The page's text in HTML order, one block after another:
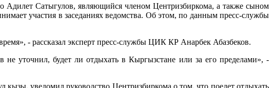
Сатыгулов, являющийся членом Центризбиркома, а также сыном
участия в заседаниях ведомства. Об этом, по данным пресс-службы
- рассказал эксперт пресс-службы ЦИК КР Анарбек Абазбеков.
уточнил, будет ли отдыхать в Кыргызстане или за его пределами», -
уведомил руководство Центризбиркома о том, что поедет отдыхать